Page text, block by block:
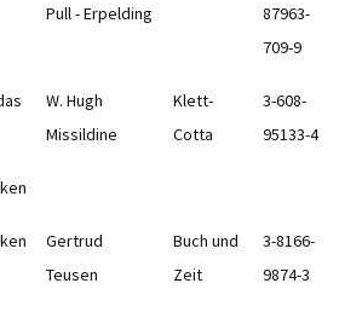
Pull - Erpelding
87963-
709-9
W. Hugh
Missildine
Klett-
Cotta
3-608-
95133-4
Gertrud
Teusen
Buch und
Zeit
3-8166-
9874-3